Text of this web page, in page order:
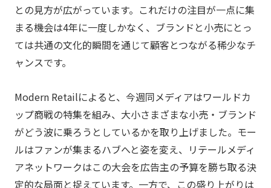
との見方が広がっています。これだけの注目が一点に集
まる機会は4年に一度しかなく、ブランドと小売にとっ
ては共通の文化的瞬間を通じて顧客とつながる稀少なチ
ャンスです。
Modern Retailによると、今週同メディアはワールドカ
ップ商戦の特集を組み、大小さまざまな小売・ブランド
がどう波に乗ろうとしているかを取り上げました。モー
ルはファンが集まるハブへと姿を変え、リテールメディ
アネットワークはこの大会を広告主の予算を勝ち取る決
定的な局面と捉えています。一方で、この盛り上がりは